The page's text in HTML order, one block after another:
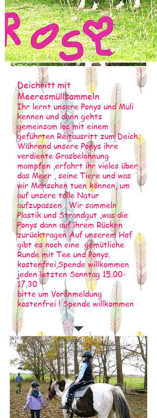
Deichritt mit
Meeresmüllsammeln
Ihr lernt unsere Ponys und Muli
kennen und dann gehts
gemeinsam los mit einem
geführten Reitausritt zum Deich.
Während unsere Ponys ihre
verdiente Grasbelohnung
mampfen ,erfahrt ihr vieles über
das Meer , seine Tiere und was
wir Menschen tuen können, um
auf unsere tolle Natur
aufzupassen . Wir sammeln
Plastik und Strandgut ,was die
Ponys dann auf ihrem Rücken
zurücktragen Auf unserem Hof
gibt es noch eine gemütliche
Runde mit Tee und Ponys.
kostenfrei,Spende willkommen
jeden letzten Sonntag 15.00-
17.30
bitte um Voranmeldung
kostenfrei ! Spende willkommen